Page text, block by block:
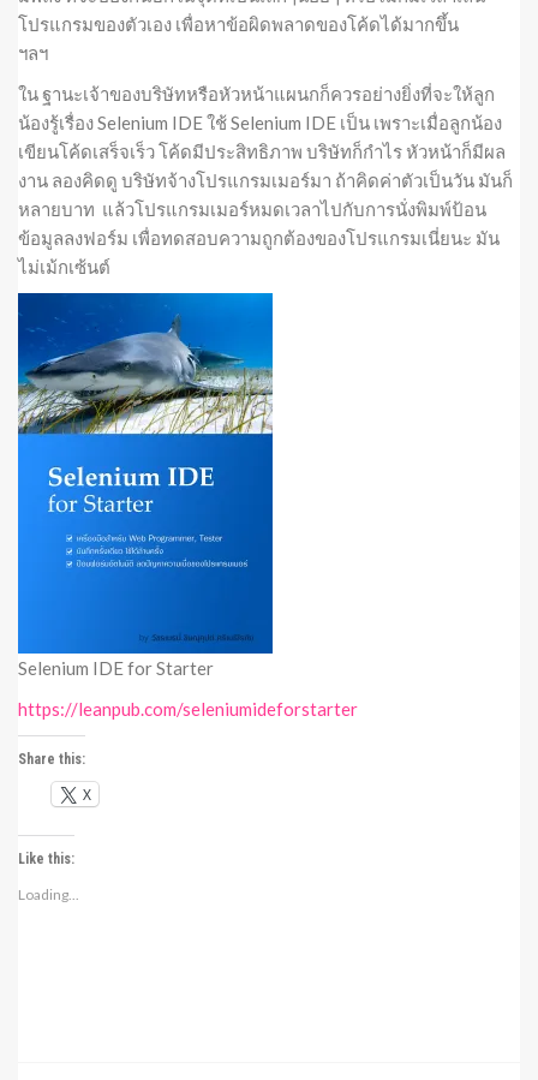
โปรแกรมของตัวเอง เพื่อหาข้อผิดพลาดของโค้ดได้มากขึ้น
ฯลฯ
ใน ฐานะเจ้าของบริษัทหรือหัวหน้าแผนกก็ควรอย่างยิ่งที่จะให้ลูก
น้องรู้เรื่อง Selenium IDE ใช้ Selenium IDE เป็น เพราะเมื่อลูกน้อง
เขียนโค้ดเสร็จเร็ว โค้ดมีประสิทธิภาพ บริษัทก็กำไร หัวหน้าก็มีผล
งาน ลองคิดดู บริษัทจ้างโปรแกรมเมอร์มา ถ้าคิดค่าตัวเป็นวัน มันก็
หลายบาท แล้วโปรแกรมเมอร์หมดเวลาไปกับการนั่งพิมพ์ป้อน
ข้อมูลลงฟอร์ม เพื่อทดสอบความถูกต้องของโปรแกรมเนี่ยนะ มัน
ไม่เม้กเซ้นต์
Selenium IDE for Starter
https://leanpub.com/seleniumideforstarter
Share this:
X
Like this:
Loading...